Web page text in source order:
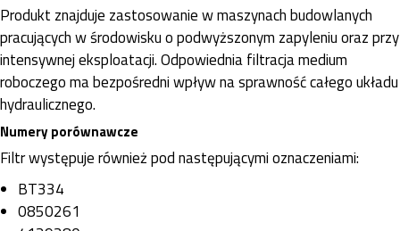
Produkt znajduje zastosowanie w maszynach budowlanych
pracujących w środowisku o podwyższonym zapyleniu oraz przy
intensywnej eksploatacji. Odpowiednia filtracja medium
roboczego ma bezpośredni wpływ na sprawność całego układu
hydraulicznego.
Numery porównawcze
Filtr występuje również pod następującymi oznaczeniami:
BT334
0850261